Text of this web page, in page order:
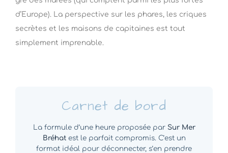
d’Europe). La perspective sur les phares, les criques
secrètes et les maisons de capitaines est tout
simplement imprenable.
Carnet de bord
La formule d’une heure proposée par Sur Mer
Bréhatest le parfait compromis. C’est un
format idéal pour déconnecter, s’en prendre